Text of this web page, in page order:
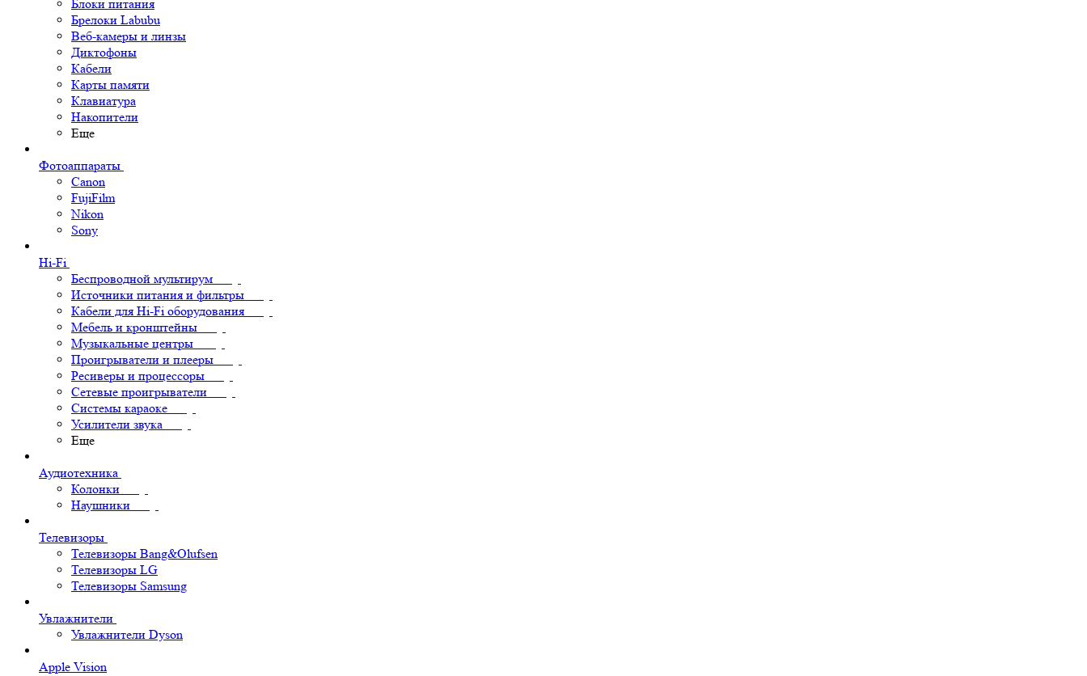
Блоки питания
Брелоки Labubu
Веб-камеры и линзы
Диктофоны
Кабели
Карты памяти
Клавиатура
Накопители
Еще
Фотоаппараты
Canon
FujiFilm
Nikon
Sony
Hi-Fi
Беспроводной мультирум
Источники питания и фильтры
Кабели для Hi-Fi оборудования
Мебель и кронштейны
Музыкальные центры
Проигрыватели и плееры
Ресиверы и процессоры
Сетевые проигрыватели
Системы караоке
Усилители звука
Еще
Аудиотехника
Колонки
Наушники
Телевизоры
Телевизоры Bang&Olufsen
Телевизоры LG
Телевизоры Samsung
Увлажнители
Увлажнители Dyson
Apple Vision